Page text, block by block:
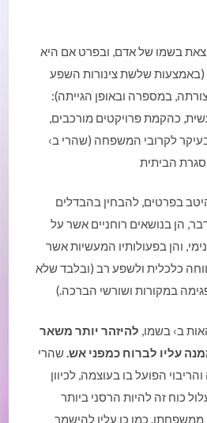
בשמו של אדם, ובפרט אם היא
שלשת צינורות השפע
במספרה ובאופן הגייתה):
כהקמת פרויקטים מורכבים,
לקרובי המשפחה (שהרי ב›
בפרטים, להבחין בהבדלים
הן בנושאים רוחניים אשר על
והן בפעולותיו המעשיות אשר
כלכלית ולשפע רב (ובלבד שלא
במקורות ושורשי הברכה.)
ב› בשמו, להיזהר יותר משאר
עליו לברוח כמפני אש. שהרי
הפועל בו בעוצמה, לכיוון
כוח זה להיות הרסני ביותר
ממשפחתו. כמו כן עליו להישמר